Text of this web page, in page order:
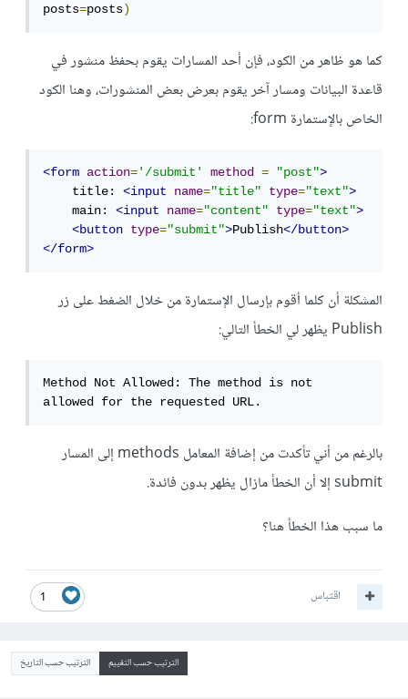
posts=posts)
كما هو ظاهر من الكود، فإن أحد المسارات يقوم بحفظ منشور في
قاعدة البيانات ومسار آخر يقوم بعرض بعض المنشورات، وهنا الكود
الخاص بالإستمارة form:
<form action='/submit' method = "post">
    title:
<input name="title" type="text">
    main:
<input name="content" type="text">
<button
type="submit">Publish</button>
</form>
المشكلة أن كلما أقوم بإرسال الإستمارة من خلال الضغط على زر
Publish يظهر لي الخطأ التالي:
Method Not Allowed: The method is not
allowed for the requested URL.
بالرغم من أني تأكدت من إضافة المعامل methods إلى المسار
submit إلا أن الخطأ مازال يظهر بدون فائدة.
ما سبب هذا الخطأ هنا؟
1 اقتباس
الترتيب حسب التقييم الترتيب حسب التاريخ